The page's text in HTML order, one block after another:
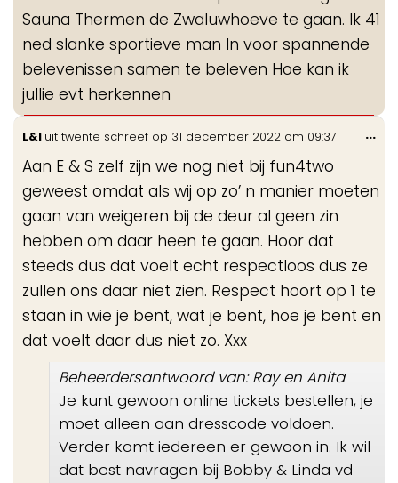
Sauna Thermen de Zwaluwhoeve te gaan. Ik 41
ned slanke sportieve man In voor spannende
belevenissen samen te beleven Hoe kan ik
jullie evt herkennen
L&I uit twente schreef op 31 december 2022 om 09:37
Aan E & S zelf zijn we nog niet bij fun4two
geweest omdat als wij op zo’ n manier moeten
gaan van weigeren bij de deur al geen zin
hebben om daar heen te gaan. Hoor dat
steeds dus dat voelt echt respectloos dus ze
zullen ons daar niet zien. Respect hoort op 1 te
staan in wie je bent, wat je bent, hoe je bent en
dat voelt daar dus niet zo. Xxx
Beheerdersantwoord van: Ray en Anita
Je kunt gewoon online tickets bestellen, je
moet alleen aan dresscode voldoen.
Verder komt iedereen er gewoon in. Ik wil
dat best navragen bij Bobby & Linda vd
...